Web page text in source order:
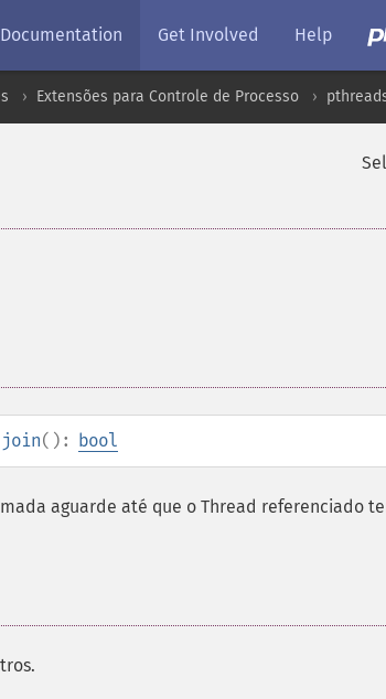
Documentation Get Involved Help
Extensões para Controle de Processo
(): bool
aguarde até que o Thread referenciado